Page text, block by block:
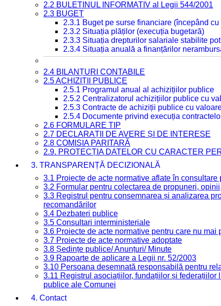
2.2 BULETINUL INFORMATIV al Legii 544/2001
2.3 BUGET
2.3.1 Buget pe surse financiare (începând
2.3.2 Situația plăților (execuția bugetară)
2.3.3 Situația drepturilor salariale stabilite
2.3.4 Situația anuală a finanțărilor
2.4 BILANȚURI CONTABILE
2.5 ACHIZIȚII PUBLICE
2.5.1 Programul anual al achizițiilor publice
2.5.2 Centralizatorul achizițiilor publice cu
2.5.3 Contracte de achiziții publice cu
2.5.4 Documente privind execuția
2.6 FORMULARE TIP
2.7 DECLARAȚII DE AVERE ȘI DE INTERESE
2.8 COMISIA PARITARĂ
2.9. PROTECȚIA DATELOR CU CARACTER
3. TRANSPARENȚĂ DECIZIONALĂ
3.1 Proiecte de acte normative aflate în consultare
3.2 Formular pentru colectarea de propuneri,
3.3 Registrul pentru consemnarea și analizarea
recomandărilor
3.4 Dezbateri publice
3.5 Consultari interministeriale
3.6 Proiecte de acte normative pentru care nu mai
3.7 Proiecte de acte normative adoptate
3.8 Ședințe publice/ Anunțuri/ Minute
3.9 Rapoarte de aplicare a Legii nr. 52/2003
3.10 Persoana desemnată responsabilă pentru
3.11 Registrul asociațiilor, fundațiilor și federațiilor
publice ale Comunei
4. Contact